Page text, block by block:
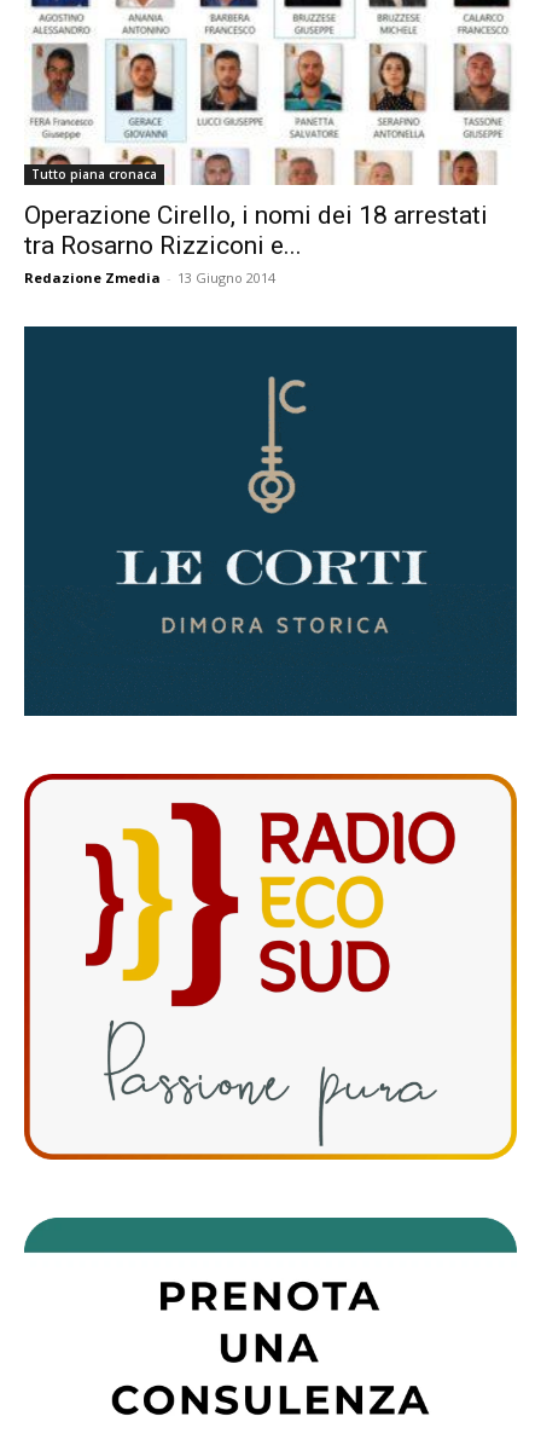
Tutto piana cronaca
Operazione Cirello, i nomi dei 18 arrestati
tra Rosarno Rizziconi e...
Redazione Zmedia - 13 Giugno 2014